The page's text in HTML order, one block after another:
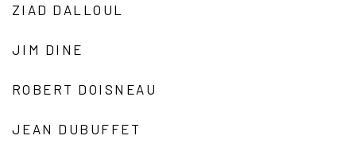
ZIAD DALLOUL
JIM DINE
ROBERT DOISNEAU
JEAN DUBUFFET